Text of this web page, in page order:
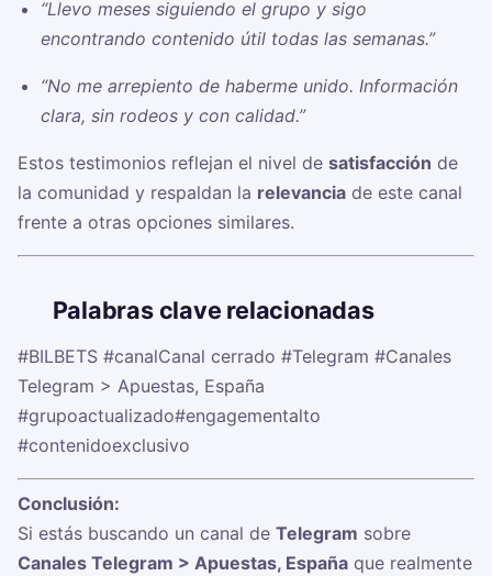
“Llevo meses siguiendo el grupo y sigo
encontrando contenido útil todas las semanas.”
“No me arrepiento de haberme unido. Información
clara, sin rodeos y con calidad.”
Estos testimonios reflejan el nivel de satisfacción de
la comunidad y respaldan la relevancia de este canal
frente a otras opciones similares.
Palabras clave relacionadas
#BILBETS #canalCanal cerrado #Telegram #Canales
Telegram > Apuestas, España
#grupoactualizado#engagementalto
#contenidoexclusivo
Conclusión:
Si estás buscando un canal de Telegram sobre
Canales Telegram > Apuestas, España que realmente